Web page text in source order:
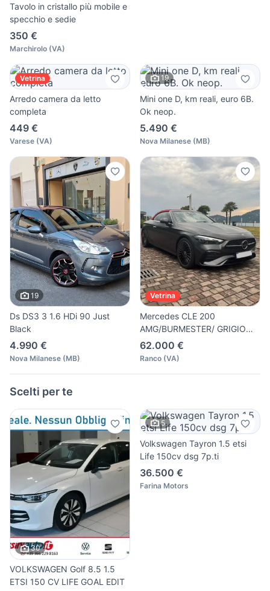
Tavolo in cristallo più mobile e
specchio e sedie
350 €
Marchirolo (VA)
Vetrina
Arredo camera da letto
completa
449 €
Varese (VA)
19
Mini one D, km reali, euro 6B.
Ok neop.
5.490 €
Nova Milanese (MB)
19
Ds DS3 3 1.6 HDi 90 Just
Black
4.990 €
Nova Milanese (MB)
Vetrina
Mercedes CLE 200
AMG/BURMESTER/ GRIGIO
MANUFAKTUR
62.000 €
Ranco (VA)
Scelti per te
30
VOLKSWAGEN Golf 8.5 1.5
ETSI 150 CV LIFE GOAL EDIT
5
Volkswagen Tayron 1.5 etsi
Life 150cv dsg 7p.ti
36.500 €
Farina Motors